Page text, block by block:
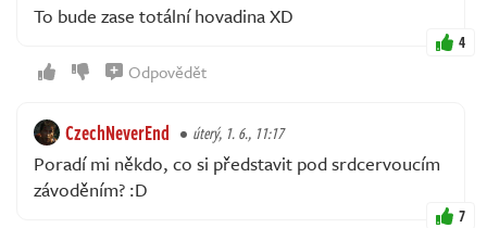
To bude zase totální hovadina XD
4
Odpovědět
CzechNeverEnd úterý, 1. 6., 11:17
Poradí mi někdo, co si představit pod srdcervoucím
závoděním? :D
7